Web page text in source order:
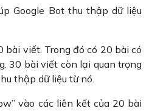
Google Bot thu thập dữ liệu
bài viết. Trong đó có 20 bài có
30 bài viết còn lại quan trọng
thập dữ liệu từ nó.
vào các liên kết của 20 bài